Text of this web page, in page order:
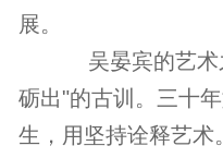
展。
吴晏宾的艺术
砺出"的古训。三十
生，用坚持诠释艺术